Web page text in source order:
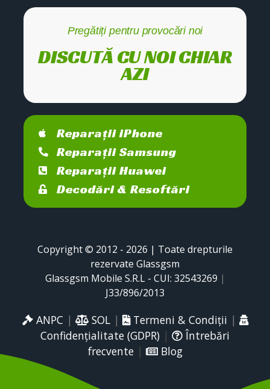
Pregătiți pentru provocări noi
DISCUTĂ CU NOI CHIAR
AZI
Reparații iPhone
Reparații Samsung
Reparații Huawei
Decodări & Resoftări
Copyright © 2012 - 2026 | Toate drepturile
rezervate Glassgsm
Glassgsm Mobile S.R.L - CUI: 32543269 |
J33/896/2013
ANPC | SOL| Termeni & Condiții |
Confidențialitate (GDPR) |
Întrebări
frecvente| Blog